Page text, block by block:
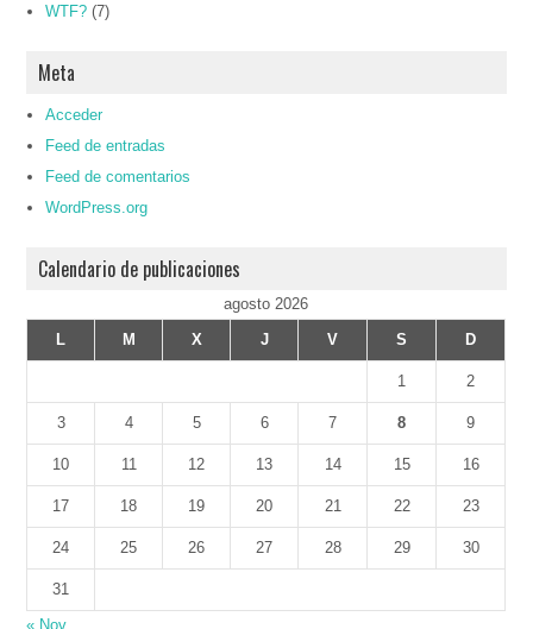
WTF? (7)
Meta
Acceder
Feed de entradas
Feed de comentarios
WordPress.org
Calendario de publicaciones
agosto 2026
L
M X J V S D
1 2
3 4 5 6 7 8 9
10 11 12 13 14 15 16
17 18 19 20 21 22 23
24 25 26 27 28 29 30
31
« Nov